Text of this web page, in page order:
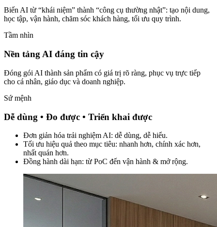
Biến AI từ “khái niệm” thành “công cụ thường nhật”: tạo nội dung,
học tập, vận hành, chăm sóc khách hàng, tối ưu quy trình.
Tầm nhìn
Nền tảng AI đáng tin cậy
Đóng gói AI thành sản phẩm có giá trị rõ ràng, phục vụ trực tiếp
cho cá nhân, giáo dục và doanh nghiệp.
Sứ mệnh
Dễ dùng • Đo được • Triển khai được
Đơn giản hóa trải nghiệm AI: dễ dùng, dễ hiểu.
Tối ưu hiệu quả theo mục tiêu: nhanh hơn, chính xác hơn,
nhất quán hơn.
Đồng hành dài hạn: từ PoC đến vận hành & mở rộng.